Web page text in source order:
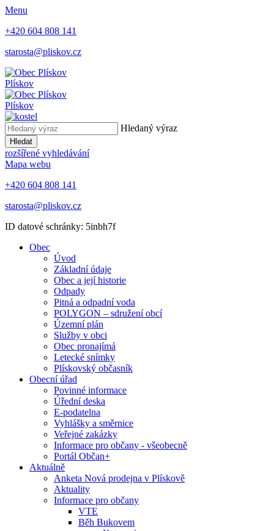
Menu
+420 604 808 141
starosta@pliskov.cz
Plískov
Plískov
Hledaný výraz
Hledat
rozšířené vyhledávání
Mapa webu
+420 604 808 141
starosta@pliskov.cz
ID datové schránky: 5inbh7f
Obec
Úvod
Základní údaje
Obec a její historie
Odpady
Pitná a odpadní voda
POLYGON – sdružení obcí
Územní plán
Služby v obci
Obec pronajímá
Letecké snímky
Plískovský občasník
Obecní úřad
Povinné informace
Úřední deska
E-podatelna
Vyhlášky a směrnice
Veřejné zakázky
Informace pro občany - všeobecně
Portál Občan+
Aktuálně
Anketa Nová prodejna v Plískově
Aktuality
Informace pro občany
VTE
Běh Bukovem